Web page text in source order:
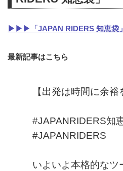
▶▶▶「JAPAN RIDERS 知恵袋
最新記事はこちら
【出発は時間に余裕
#JAPANRIDERS知
#JAPANRIDERS
いよいよ本格的なツ